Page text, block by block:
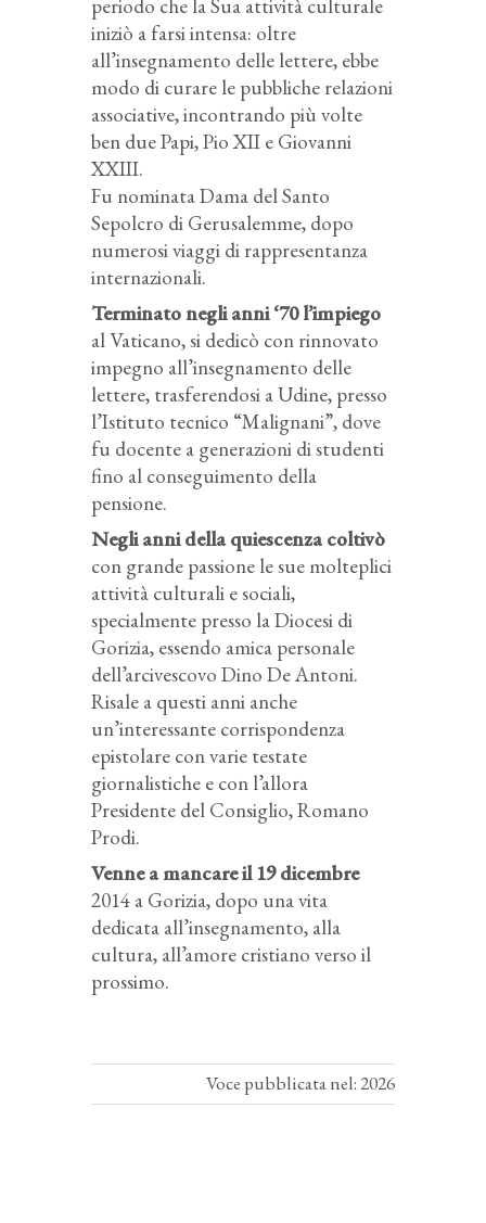
periodo che la Sua attività culturale
iniziò a farsi intensa: oltre
all’insegnamento delle lettere, ebbe
modo di curare le pubbliche relazioni
associative, incontrando più volte
ben due Papi, Pio XII e Giovanni
XXIII.
Fu nominata Dama del Santo
Sepolcro di Gerusalemme, dopo
numerosi viaggi di rappresentanza
internazionali.
Terminato negli anni ‘70 l’impiego
al Vaticano, si dedicò con rinnovato
impegno all’insegnamento delle
lettere, trasferendosi a Udine, presso
l’Istituto tecnico “Malignani”, dove
fu docente a generazioni di studenti
fino al conseguimento della
pensione.
Negli anni della quiescenza coltivò
con grande passione le sue molteplici
attività culturali e sociali,
specialmente presso la Diocesi di
Gorizia, essendo amica personale
dell’arcivescovo Dino De Antoni.
Risale a questi anni anche
un’interessante corrispondenza
epistolare con varie testate
giornalistiche e con l’allora
Presidente del Consiglio, Romano
Prodi.
Venne a mancare il 19 dicembre
2014 a Gorizia, dopo una vita
dedicata all’insegnamento, alla
cultura, all’amore cristiano verso il
prossimo.
Voce pubblicata nel: 2026